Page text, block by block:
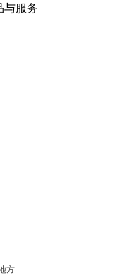
与服务
方